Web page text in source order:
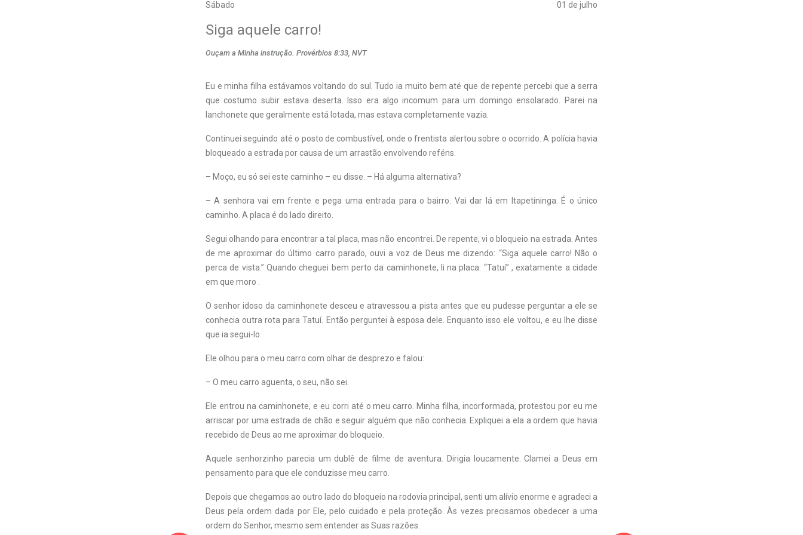
Sábado 01 de julho
Siga aquele carro!
Ouçam a Minha instrução. Provérbios 8:33, NVT
Eu e minha filha estávamos voltando do sul. Tudo ia muito bem até que de repente percebi que a serra
que costumo subir estava deserta. Isso era algo incomum para um domingo ensolarado. Parei na
lanchonete que geralmente está lotada, mas estava completamente vazia.
Continuei seguindo até o posto de combustível, onde o frentista alertou sobre o ocorrido. A polícia havia
bloqueado a estrada por causa de um arrastão envolvendo reféns.
– Moço, eu só sei este caminho – eu disse. – Há alguma alternativa?
– A senhora vai em frente e pega uma entrada para o bairro. Vai dar lá em Itapetininga. É o único
caminho. A placa é do lado direito.
Segui olhando para encontrar a tal placa, mas não encontrei. De repente, vi o bloqueio na estrada. Antes
de me aproximar do último carro parado, ouvi a voz de Deus me dizendo: “Siga aquele carro! Não o
perca de vista.” Quando cheguei bem perto da caminhonete, li na placa: “Tatuí” , exatamente a cidade
em que moro .
O senhor idoso da caminhonete desceu e atravessou a pista antes que eu pudesse perguntar a ele se
conhecia outra rota para Tatuí. Então perguntei à esposa dele. Enquanto isso ele voltou, e eu lhe disse
que ia segui-lo.
Ele olhou para o meu carro com olhar de desprezo e falou:
– O meu carro aguenta, o seu, não sei.
Ele entrou na caminhonete, e eu corri até o meu carro. Minha filha, incorformada, protestou por eu me
arriscar por uma estrada de chão e seguir alguém que não conhecia. Expliquei a ela a ordem que havia
recebido de Deus ao me aproximar do bloqueio.
Aquele senhorzinho parecia um dublê de filme de aventura. Dirigia loucamente. Clamei a Deus em
pensamento para que ele conduzisse meu carro.
Depois que chegamos ao outro lado do bloqueio na rodovia principal, senti um alívio enorme e agradeci a
Deus pela ordem dada por Ele, pelo cuidado e pela proteção. Às vezes precisamos obedecer a uma
ordem do Senhor, mesmo sem entender as Suas razões.